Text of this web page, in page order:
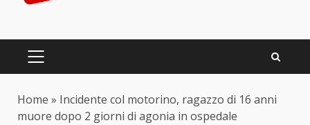
PRIMARY
Home » Incidente col motorino, ragazzo di 16 anni
muore dopo 2 giorni di agonia in ospedale